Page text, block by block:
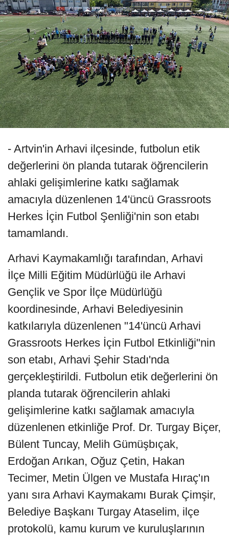
- Artvin'in Arhavi ilçesinde, futbolun etik
değerlerini ön planda tutarak öğrencilerin
ahlaki gelişimlerine katkı sağlamak
amacıyla düzenlenen 14'üncü Grassroots
Herkes İçin Futbol Şenliği'nin son etabı
tamamlandı.
Arhavi Kaymakamlığı tarafından, Arhavi
İlçe Milli Eğitim Müdürlüğü ile Arhavi
Gençlik ve Spor İlçe Müdürlüğü
koordinesinde, Arhavi Belediyesinin
katkılarıyla düzenlenen "14'üncü Arhavi
Grassroots Herkes İçin Futbol Etkinliği"nin
son etabı, Arhavi Şehir Stadı'nda
gerçekleştirildi. Futbolun etik değerlerini ön
planda tutarak öğrencilerin ahlaki
gelişimlerine katkı sağlamak amacıyla
düzenlenen etkinliğe Prof. Dr. Turgay Biçer,
Bülent Tuncay, Melih Gümüşbıçak,
Erdoğan Arıkan, Oğuz Çetin, Hakan
Tecimer, Metin Ülgen ve Mustafa Hıraç'ın
yanı sıra Arhavi Kaymakamı Burak Çimşir,
Belediye Başkanı Turgay Ataselim, ilçe
protokolü, kamu kurum ve kuruluşlarının